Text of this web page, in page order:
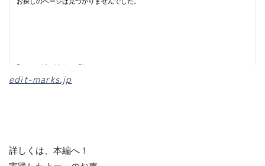
edit-marks.jp
詳しくは、本編へ！